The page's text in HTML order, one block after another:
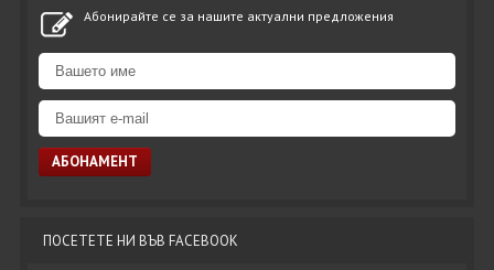
Абонирайте се за нашите актуални предложения
ПОСЕТЕТЕ НИ ВЪВ FACEBOOK